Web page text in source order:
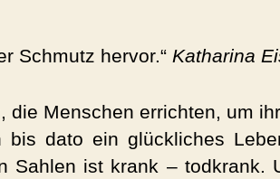
Schmutz hervor.“ Katharina
Menschen errichten, um
dato ein glückliches
Sahlen ist krank –